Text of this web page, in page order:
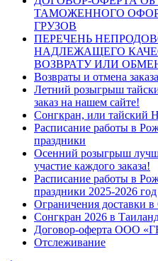
ТАМОЖЕННОГО
ГРУЗОВ
ПЕРЕЧЕНЬ
НАДЛЕЖАЩЕГО
ВОЗВРАТУ ИЛИ
Возвраты и отмена заказа
Летний розыгрыш
заказ на нашем сайте!
Сонгкран, или тайский
Расписание работы в
праздники
Осенний розыгрыш
участие каждого заказа!
Расписание работы в
праздники 2025-2026 год
Ограничения доставки
Сонгкран 2026 в
Договор-оферта ООО
Отслеживание